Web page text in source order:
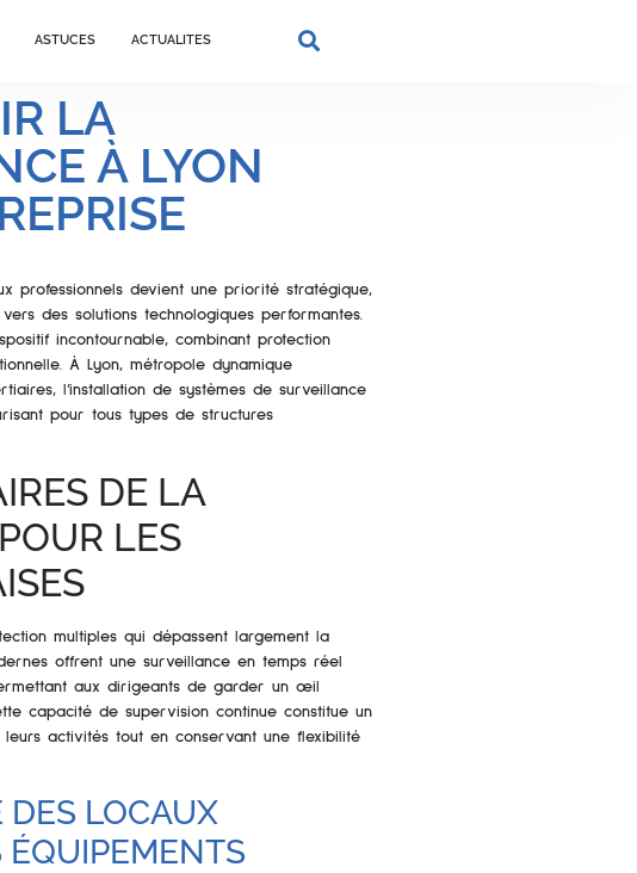
ASTUCES ACTUALITES
LA
À LYON
professionnels devient une priorité stratégique,
des solutions technologiques performantes.
incontournable, combinant protection
À Lyon, métropole dynamique
l’installation de systèmes de surveillance
pour tous types de structures
DE LA
LES
multiples qui dépassent largement la
offrent une surveillance en temps réel
aux dirigeants de garder un œil
capacité de supervision continue constitue un
activités tout en conservant une flexibilité
DES LOCAUX
ÉQUIPEMENTS